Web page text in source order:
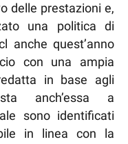
delle prestazioni e,
una politica di
anche quest’anno
con una ampia
in base agli
anch’essa a
sono identificati
in linea con la